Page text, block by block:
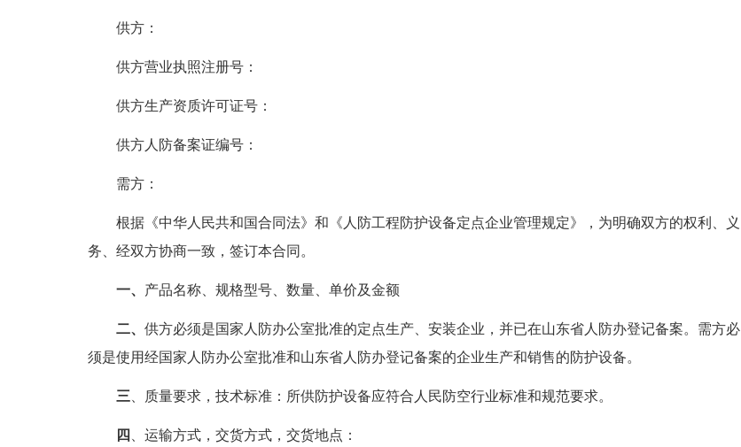
供方：
供方营业执照注册号：
供方生产资质许可证号：
供方人防备案证编号：
需方：
根据《中华人民共和国合同法》和《人防工程防护设备定点企业管理规定》，为明确双方的权利、义
务、经双方协商一致，签订本合同。
一、 产品名称、规格型号、数量、单价及金额
二、 供方必须是国家人防办公室批准的定点生产、安装企业，并已在山东省人防办登记备案。需方必
须是使用经国家人防办公室批准和山东省人防办登记备案的企业生产和销售的防护设备。
三 、质量要求，技术标准：所供防护设备应符合人民防空行业标准和规范要求。
四 、运输方式，交货方式，交货地点：